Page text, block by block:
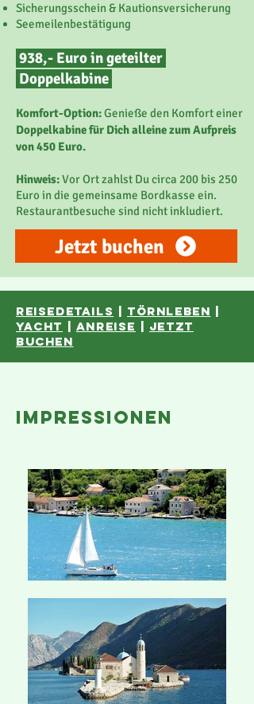
Sicherungsschein & Kautionsversicherung
Seemeilenbestätigung
938,- Euro in geteilter
Doppelkabine
Komfort-Option:Genieße den Komfort einer
Doppelkabine für Dich alleine zum Aufpreis
von 450 Euro.
Hinweis:Vor Ort zahlst Du circa 200 bis 250
Euro in die gemeinsame Bordkasse ein.
Restaurantbesuche sind nicht inkludiert.
Jetzt buchen
reisedetails | törnleben |
YACHT | anreise | JETZT
BUCHEN
impressionen